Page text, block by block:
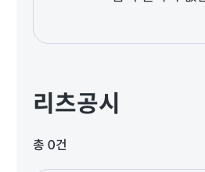
리츠공시
총 0건